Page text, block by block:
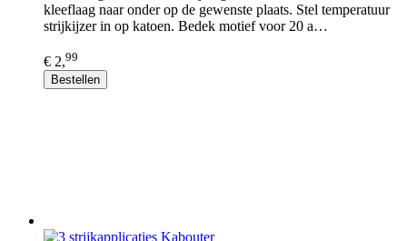
kleeflaag naar onder op de gewenste plaats. Stel temperatuur
strijkijzer in op katoen. Bedek motief voor 20 a…
€ 2,99
Bestellen